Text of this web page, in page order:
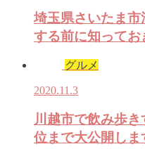
埼玉県さいたま
する前に知ってお
グルメ
2020.11.3
川越市で飲み歩
位まで大公開しま